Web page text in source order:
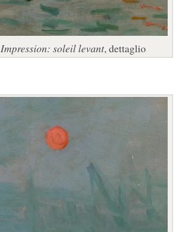
Impression: soleil levant, dettaglio